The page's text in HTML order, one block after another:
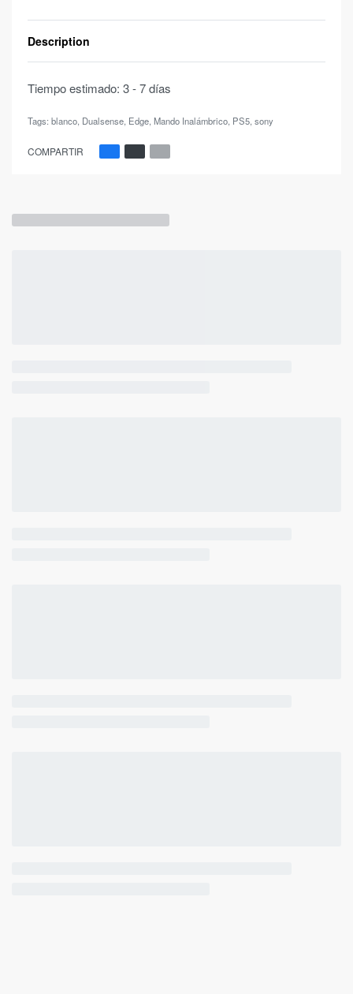
Description
Tiempo estimado: 3 - 7 días
Tags: blanco Dualsense Edge Mando Inalámbrico PS5 sony
COMPARTIR